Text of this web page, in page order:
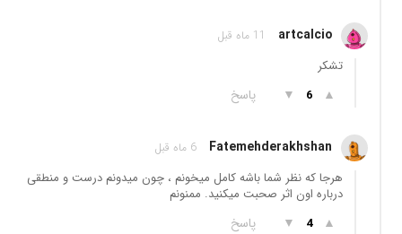
artcalcio 11 ماه قبل
تشکر
▲
6
▼ پاسخ
Fatemehderakhshan 6 ماه قبل
هرجا که نظر شما باشه کامل میخونم ، چون میدونم درست و منطقی
درباره اون اثر صحبت میکنید. ممنونم
▲
4
▼ پاسخ